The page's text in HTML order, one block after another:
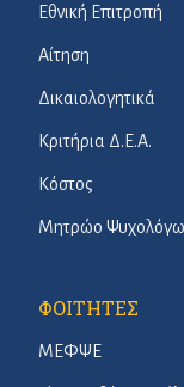
Εθνική Επιτροπή
Αίτηση
Δικαιολογητικά
Κριτήρια Δ.Ε.Α.
Κόστος
Μητρώο
ΦΟΙΤΗΤΕΣ
ΜΕΦΨΕ